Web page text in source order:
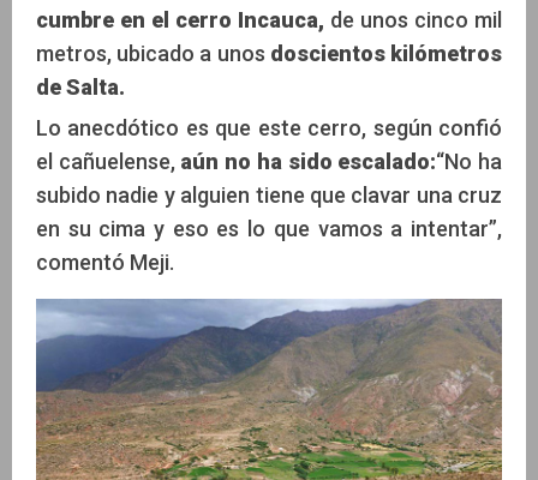
cumbre en el cerro Incauca, de unos cinco mil
metros, ubicado a unos doscientos kilómetros
de Salta.
Lo anecdótico es que este cerro, según confió
el cañuelense,aún no ha sido escalado:“No ha
subido nadie y alguien tiene que clavar una cruz
en su cima y eso es lo que vamos a intentar”,
comentó Meji.